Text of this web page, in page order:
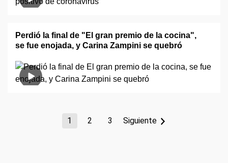
Perdió la final de "El gran premio de la cocina",
se fue enojada, y Carina Zampini se quebró
1 2 3 Siguiente